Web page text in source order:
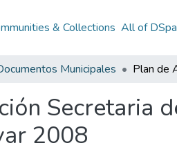
& Collections All of
Municipales
Secretaria
2008